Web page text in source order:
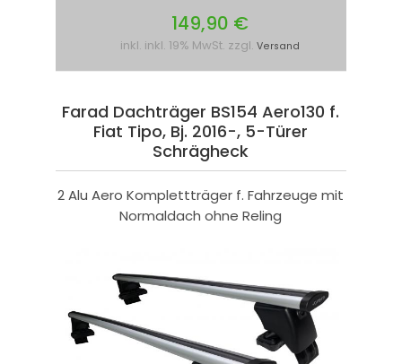
149,90 €
inkl. inkl. 19% MwSt. zzgl. Versand
Farad Dachträger BS154 Aero130 f.
Fiat Tipo, Bj. 2016-, 5-Türer
Schrägheck
2 Alu Aero Komplettträger f. Fahrzeuge mit
Normaldach ohne Reling